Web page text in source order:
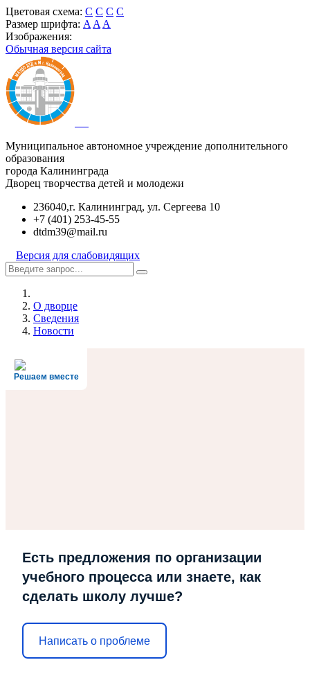
Цветовая схема: C C C C
Размер шрифта: A A A
Изображения:
Обычная версия сайта
Муниципальное автономное учреждение дополнительного
образования
города Калининграда
Дворец творчества детей и молодежи
236040,г. Калининград, ул. Сергеева 10
+7 (401) 253-45-55
dtdm39@mail.ru
Версия для слабовидящих
О дворце
Сведения
Новости
Решаем вместе
Есть предложения по организации
учебного процесса или знаете, как
сделать школу лучше?
Написать о проблеме